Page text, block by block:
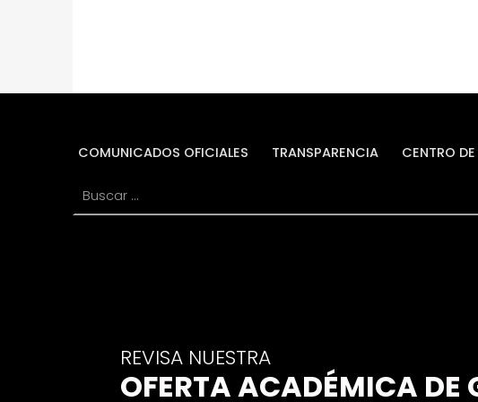
COMUNICADOS OFICIALES TRANSPARENCIA CENTRO
REVISA NUESTRA
OFERTA ACADÉMICA DE